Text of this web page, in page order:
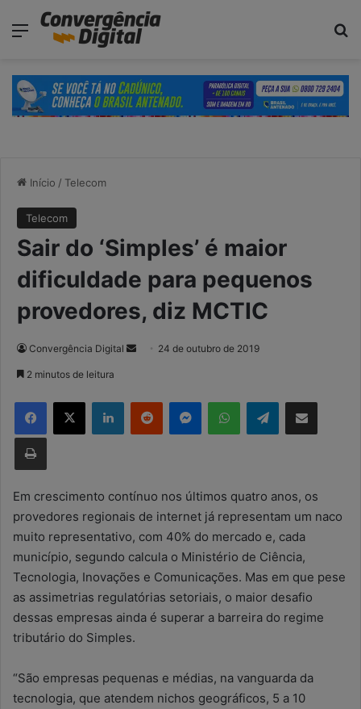
Menu
Início / Telecom
Telecom
Sair do ‘Simples’ é maior
dificuldade para pequenos
provedores, diz MCTIC
Convergência Digital
d
-
m
a
i
l
24 de outubro de 2019
2 minutos de leitura
Telegram
Em crescimento contínuo nos últimos quatro anos, os
provedores regionais de internet já representam um naco
muito representativo, com 40% do mercado e, cada
município, segundo calcula o Ministério de Ciência,
Tecnologia, Inovações e Comunicações. Mas em que pese
as assimetrias regulatórias setoriais, o maior desafio
dessas empresas ainda é superar a barreira do regime
tributário do Simples.
“São empresas pequenas e médias, na vanguarda da
tecnologia, que atendem nichos geográficos, 5 a 10